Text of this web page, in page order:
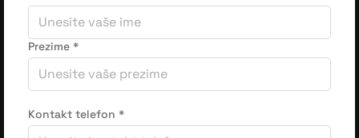
Prezime *
Kontakt telefon *